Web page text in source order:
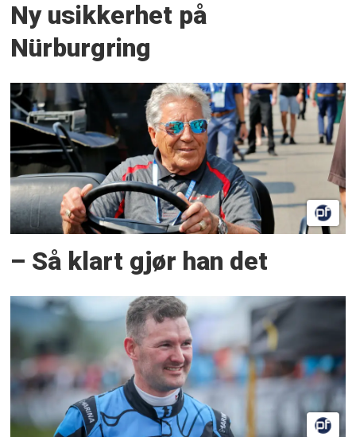
Ny usikkerhet på
Nürburgring
– Så klart gjør han det